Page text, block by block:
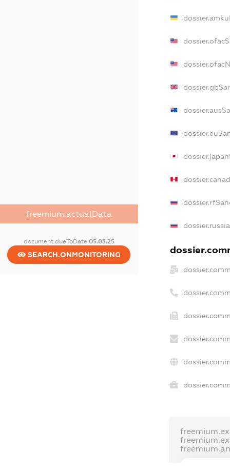
freemium.actualData
document.dueToDate 05.03.25
SEARCH.ONMONITORING